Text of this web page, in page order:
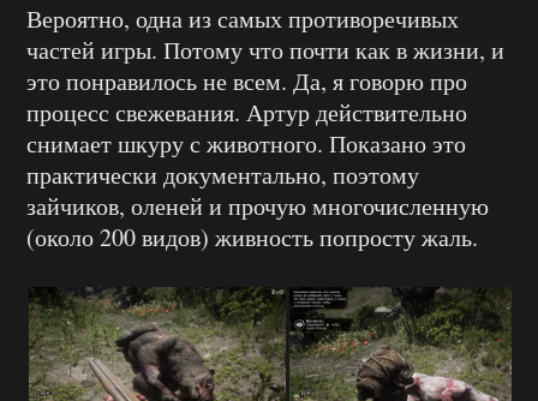
Вероятно, одна из самых противоречивых
частей игры. Потому что почти как в жизни, и
это понравилось не всем. Да, я говорю про
процесс свежевания. Артур действительно
снимает шкуру с животного. Показано это
практически документально, поэтому
зайчиков, оленей и прочую многочисленную
(около 200 видов) живность попросту жаль.